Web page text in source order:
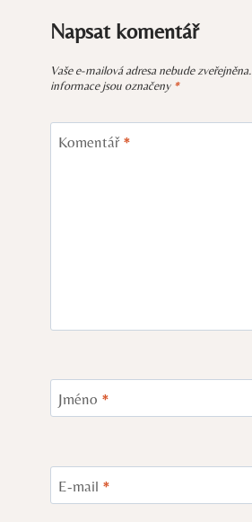
Napsat komentář
Vaše e-mailová adresa nebude zveřejněna.
informace jsou označeny *
Komentář *
Jméno *
E-mail *